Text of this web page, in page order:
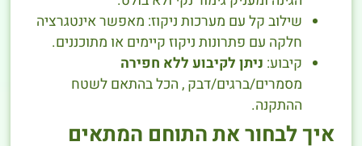
שילוב קל עם מערכות ניקוז: מאפשר אינטגרציה
חלקה עם פתרונות ניקוז קיימים או מתוכננים.
קיבוע: ניתן לקיבוע ללא חפירה
מסמרים/ברגים/דבק , הכל בהתאם לשטח
ההתקנה.
איך לבחור את התוחם המתאים